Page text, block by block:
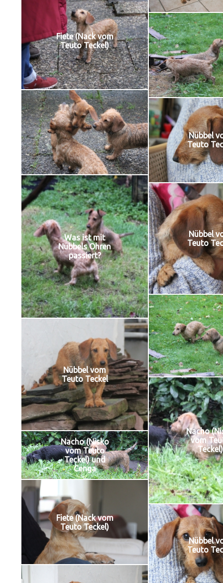
Fiete (Nack vom
Teuto Teckel)
Nübbel
Teuto
Was ist mit
Nübbels Ohren
passiert?
Nübbel
Teuto
Nübbel vom
Teuto Teckel
Nacho
vom
Teckel)
Nacho (Nisko
vom Teuto
Teckel) und
Cenga
Fiete (Nack vom
Teuto Teckel)
Nübbel
Teuto